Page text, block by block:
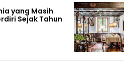
yang Masih
Sejak Tahun